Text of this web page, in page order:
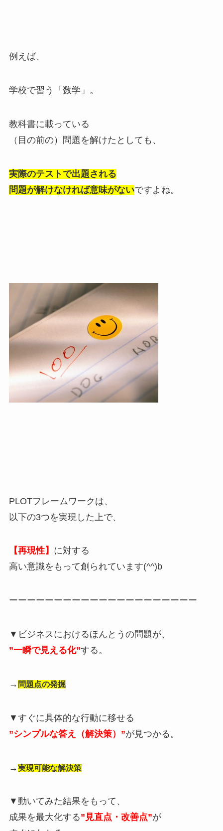
例えば、
学校で習う「数学」。
教科書に載っている
（目の前の）問題を解けたとしても、
実際のテストで出題される
問題が解けなければ意味がないですよね。
PLOTフレームワークは、
以下の3つを実現した上で、
【再現性】 に対する
高い意識をもって創られています(^^)b
ーーーーーーーーーーーーーーーーーーーーー
▼ビジネスにおけるほんとうの問題が、
”一瞬で見える化”する。
→ 問題点の発掘
▼すぐに具体的な行動に移せる
”シンプルな答え（解決策）”が見つかる。
→実現可能な解決策
▼動いてみた結果をもって、
成果を最大化する”見直点・改善点”が